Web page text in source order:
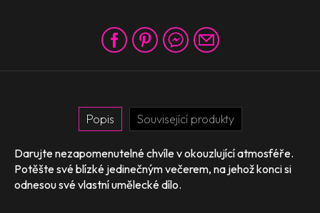
Popis Související produkty
Darujte nezapomenutelné chvíle v okouzlující atmosféře.
Potěšte své blízké jedinečným večerem, na jehož konci si
odnesou své vlastní umělecké dílo.